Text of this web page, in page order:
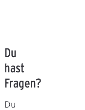
Du
hast
Fragen?
Du